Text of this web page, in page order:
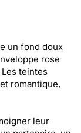
un fond doux
rose
teintes
romantique,
leur